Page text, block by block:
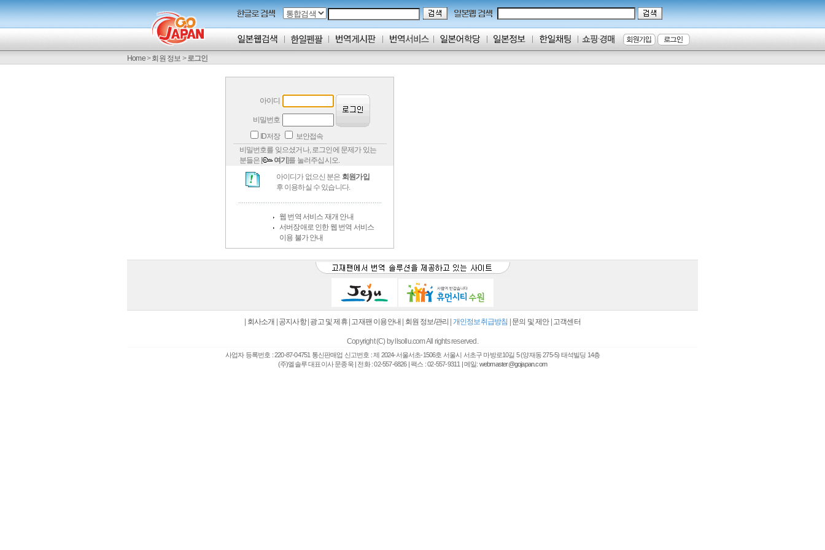
Home>회원 정보 >로그인
아이디
비밀번호
ID저장
보안접속
비밀번호를 잊으셨거나, 로그인에 문제가 있는
분들은 [
여기]를 눌러주십시오.
아이디가 없으신 분은 회원가입
후 이용하실 수 있습니다.
웹 번역 서비스 재개 안내
서버장애로 인한 웹 번역 서비스
이용 불가 안내
회사소개 공지사항| 광고 및 제휴| 고재팬 이용안내 회원 정보/관리 개인정보취급방침 문의 및 제안| 고객센터
Copyright (C) by llsollu.com All rights reserved.
사업자 등록번호 : 220-87-04751 통신판매업 신고번호 : 제 2024-서울서초-1506호 서울시 서초구 마방로10길 5 (양재동 275-5) 태석빌딩 14층
(주)엘솔루 대표이사 문종욱 | 전화 : 02-557-6826 | 팩스 : 02-557-9311 | 메일: webmaster@gojapan.com